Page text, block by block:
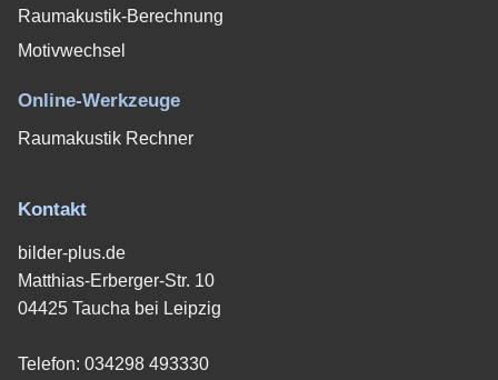
Raumakustik-Berechnung
Motivwechsel
Online-Werkzeuge
Raumakustik Rechner
Kontakt
bilder-plus.de
Matthias-Erberger-Str. 10
04425 Taucha bei Leipzig
Telefon: 034298 493330